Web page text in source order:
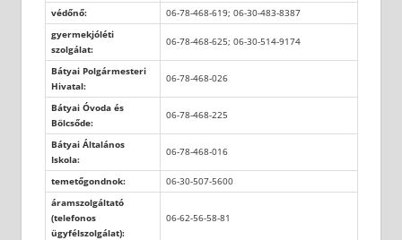
védőnő:
06-78-468-619; 06-30-483-8387
gyermekjóléti
szolgálat:
06-78-468-625; 06-30-514-9174
Bátyai Polgármesteri
Hivatal:
06-78-468-026
Bátyai Óvoda és
Bölcsőde:
06-78-468-225
Bátyai Általános
Iskola:
06-78-468-016
temetőgondnok:
06-30-507-5600
áramszolgáltató
(telefonos
ügyfélszolgálat):
06-62-56-58-81